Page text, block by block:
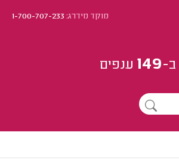
מוקד מידרג:1-700-707-233
ב-149 ענפים